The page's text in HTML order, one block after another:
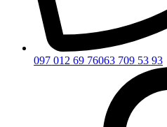
097 012 69 76063 709 53 93